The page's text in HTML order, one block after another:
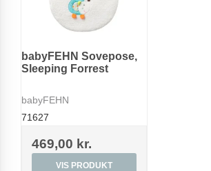
babyFEHN Sovepose,
Sleeping Forrest
babyFEHN
71627
469,00 kr.
VIS PRODUKT